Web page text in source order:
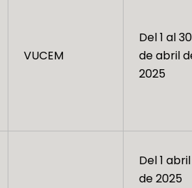
VUCEM
Del 1 al 30
de abril
2025
Del 1 abril
de 2025